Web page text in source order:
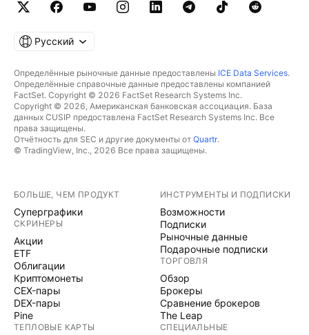
Русский
Определённые рыночные данные предоставлены ICE Data Services.
Определённые справочные данные предоставлены компанией
FactSet. Copyright © 2026 FactSet Research Systems Inc.
Copyright © 2026, Американская банковская ассоциация. База
данных CUSIP предоставлена FactSet Research Systems Inc. Все
права защищены.
Отчётность для SEC и другие документы от Quartr.
© TradingView, Inc., 2026 Все права защищены.
БОЛЬШЕ, ЧЕМ ПРОДУКТ
Суперграфики
СКРИНЕРЫ
Акции
ETF
Облигации
Криптомонеты
CEX-пары
DEX-пары
Pine
ТЕПЛОВЫЕ КАРТЫ
ИНСТРУМЕНТЫ И ПОДПИСКИ
Возможности
Подписки
Рыночные данные
Подарочные подписки
ТОРГОВЛЯ
Обзор
Брокеры
Сравнение брокеров
The Leap
СПЕЦИАЛЬНЫЕ